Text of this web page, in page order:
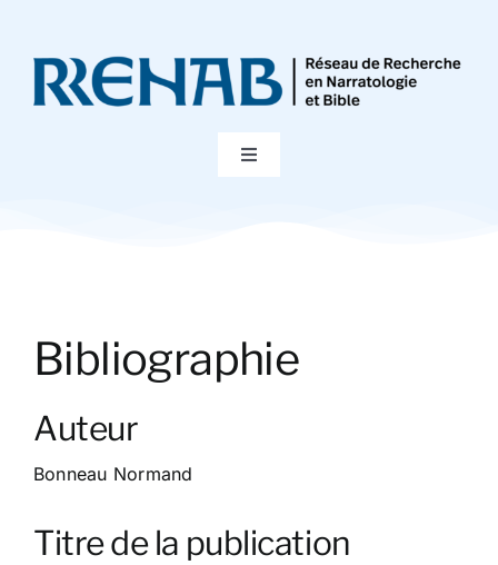
contenu
Toggle
Publications
Bibliographie
Bibliographie
Auteur
Bonneau Normand
Titre de la publication